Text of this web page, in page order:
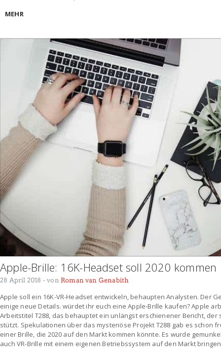
MEHR
Apple-Brille: 16K-Headset soll 2020 kommen
28 April 2018 - von Roman van Genabith
Apple soll ein 16K-VR-Headset entwickeln, behaupten Analysten. Der
einige neue Details. würdet ihr euch eine Apple-Brille kaufen? Apple
Arbeitstitel T288, das behauptet ein unlängst erschienener Bericht,
stützt. Spekulationen über das mysteriöse Projekt T288 gab es schon
einer Brille, die 2020 auf den Markt kommen könnte. Es wurde
auch VR-Brille mit einem eigenen Betriebssystem auf den Markt